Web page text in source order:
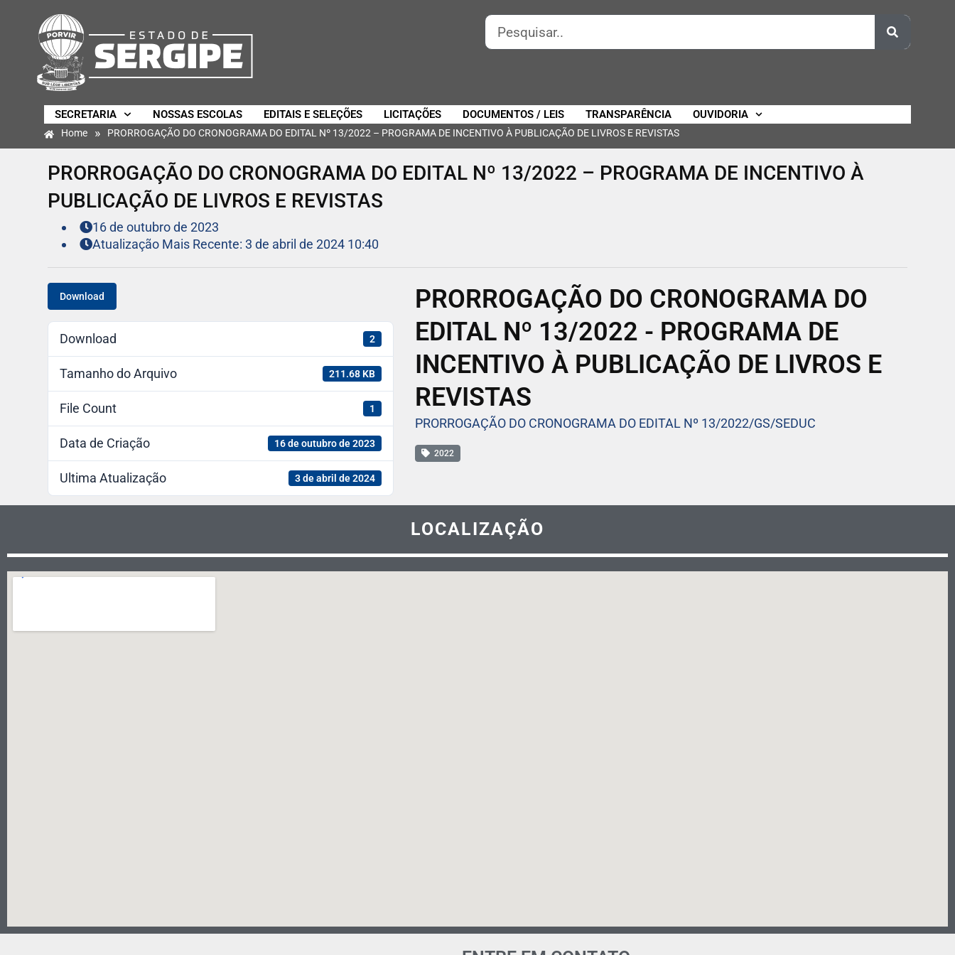
SECRETARIA NOSSAS ESCOLAS EDITAIS E SELEÇÕES LICITAÇÕES DOCUMENTOS / LEIS TRANSPARÊNCIA OUVIDORIA
Home » PRORROGAÇÃO DO CRONOGRAMA DO EDITAL Nº 13/2022 – PROGRAMA DE INCENTIVO À PUBLICAÇÃO DE LIVROS E REVISTAS
PRORROGAÇÃO DO CRONOGRAMA DO EDITAL Nº 13/2022 – PROGRAMA DE INCENTIVO À
PUBLICAÇÃO DE LIVROS E REVISTAS
16 de outubro de 2023
Atualização Mais Recente: 3 de abril de 2024 10:40
Download
Download 2
Tamanho do Arquivo 211.68 KB
File Count 1
Data de Criação 16 de outubro de 2023
Ultima Atualização 3 de abril de 2024
PRORROGAÇÃO DO CRONOGRAMA DO
EDITAL Nº 13/2022 - PROGRAMA DE
INCENTIVO À PUBLICAÇÃO DE LIVROS E
REVISTAS
PRORROGAÇÃO DO CRONOGRAMA DO EDITAL Nº 13/2022/GS/SEDUC
2022
LOCALIZAÇÃO